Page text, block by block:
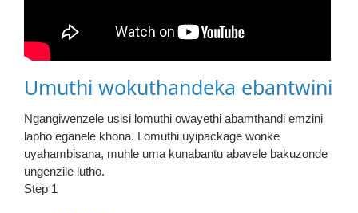
Umuthi wokuthandeka ebantwini
Ngangiwenzele usisi lomuthi owayethi abamthandi emzini
lapho eganele khona. Lomuthi uyipackage wonke
uyahambisana, muhle uma kunabantu abavele bakuzonde
ungenzile lutho.
Step 1